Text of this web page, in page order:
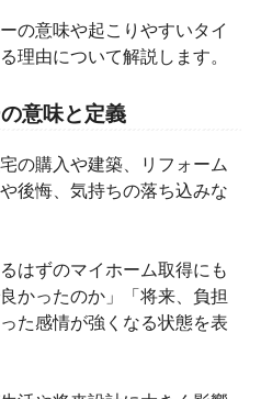
の意味や起こりやすいタイ
理由について解説します。
意味と定義
の購入や建築、リフォーム
後悔、気持ちの落ち込みな
はずのマイホーム取得にも
かったのか」「将来、負担
た感情が強くなる状態を表